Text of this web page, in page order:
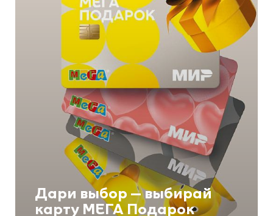
Дари выбор – выбирай
карту МЕГА Подарок